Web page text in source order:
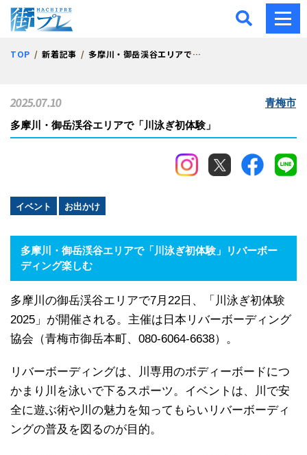
街プレ -東京・西多摩の
TOP 新着記事 多摩川・御岳渓谷エリアで「川泳ぎ初体験」
多摩川・御岳渓谷エリアで「川泳ぎ初体験」
イベント お出かけ
2025.07.10 青梅市
多摩川・御岳渓谷エリアで「川泳ぎ初体験」リバーボー
ディング楽しむ
多摩川の御岳渓谷エリアで7月22日、「川泳ぎ初体験
2025」が開催される。主催は日本リバーボーディング
協会（青梅市御岳本町、080-6064-6638）。
リバーボーディングは、川専用のボディーボードにつ
かまり川を泳いで下るスポーツ。イベントは、川で安
全に遊ぶ術や川の魅力を知ってもらいリバーボーディ
ングの普及を図るのが目的。